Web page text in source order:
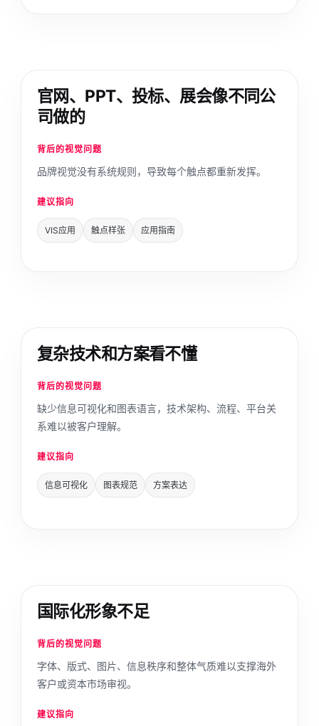
官网、PPT、投标、展会像不同公
司做的
背后的视觉问题
品牌视觉没有系统规则，导致每个触点都重新发挥。
建议指向
VIS应用 触点样张 应用指南
复杂技术和方案看不懂
背后的视觉问题
缺少信息可视化和图表语言，技术架构、流程、平台关
系难以被客户理解。
建议指向
信息可视化 图表规范 方案表达
国际化形象不足
背后的视觉问题
字体、版式、图片、信息秩序和整体气质难以支撑海外
客户或资本市场审视。
建议指向